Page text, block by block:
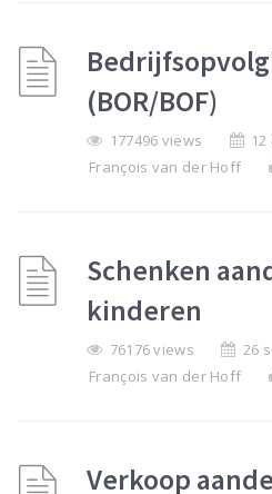
(BOR/BOF)
177496 views
François van der Hoff
Schenken
kinderen
76176 views
26
François van der Hoff
Verkoop